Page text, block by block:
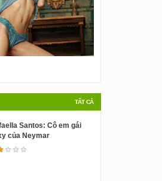
TẤT CẢ
Santos: Cô em gái
của Neymar